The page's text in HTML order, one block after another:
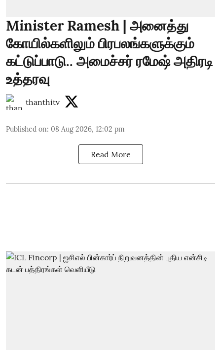
Minister Ramesh | அனைத்து
கோயில்களிலும் பிரபலங்களுக்கும்
கட்டுப்பாடு.. அமைச்சர் ரமேஷ் அதிரடி
உத்தரவு
thanthitv
Published on: 08 Aug 2026, 12:02 pm
Read More